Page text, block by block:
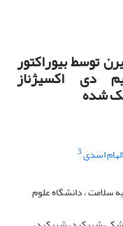
توسط بیوراکتور
دی اکسیژناز
شده
الهام اسدی3
سلامت ، دانشگاه علوم